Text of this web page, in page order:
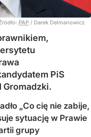
PAP / Darek Delmanowicz
PiS
Gromadzki.
„Co cię nie zabije,
sytuację w Prawie
grupy